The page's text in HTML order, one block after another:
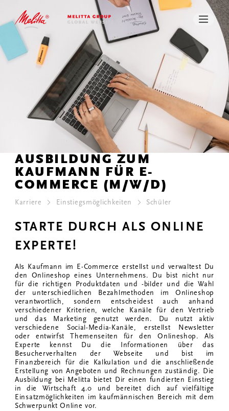
STUDENTEN UND ABSOLVENTEN
BERUFSERFAHRENE
PRESSE
DOWNLOADS
SUCHE
KONTAKT
AUSBILDUNG ZUM
KAUFMANN FÜR E-
COMMERCE (M/W/D)
Karriere Einstiegsmöglichkeiten Schüler
STARTE DURCH ALS ONLINE
EXPERTE!
Als Kaufmann im E-Commerce erstellst und verwaltest Du
den Onlineshop eines Unternehmens. Du bist nicht nur
für die richtigen Produktdaten und -bilder und die Wahl
der unterschiedlichen Bezahlmethoden im Onlineshop
verantwortlich, sondern entscheidest auch anhand
verschiedener Kriterien, welche Kanäle für den Vertrieb
und das Marketing genutzt werden. Du nutzt aktiv
verschiedene Social-Media-Kanäle, erstellst Newsletter
oder entwirfst Themenseiten für den Onlineshop. Als
Experte kennst Du die Informationen über das
Besucherverhalten der Webseite und bist im
Finanzbereich für die Kalkulation und die anschließende
Erstellung von Angeboten und Rechnungen zuständig. Die
Ausbildung bei Melitta bietet Dir einen fundierten Einstieg
in die Wirtschaft 4.0 und bereitet dich auf vielfältige
Einsatzmöglichkeiten im kaufmännischen Bereich mit dem
Schwerpunkt Online vor.